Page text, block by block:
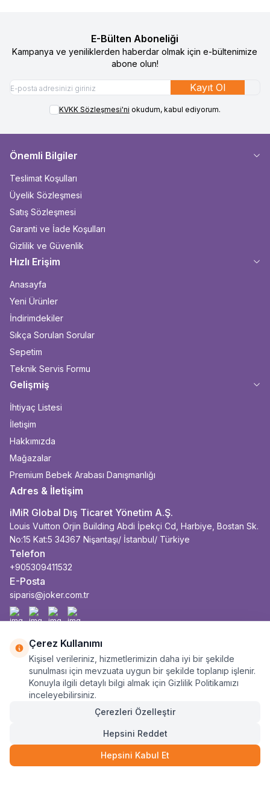
2.617TL 3 Taksit
E-Bülten Aboneliği
Kampanya ve yeniliklerden haberdar olmak için e-bültenimize
abone olun!
Kayıt Ol
KVKK Sözleşmesi'ni okudum, kabul ediyorum.
Önemli Bilgiler
Teslimat Koşulları
Üyelik Sözleşmesi
Satış Sözleşmesi
Garanti ve İade Koşulları
Gizlilik ve Güvenlik
Hızlı Erişim
Anasayfa
Yeni Ürünler
İndirimdekiler
Sıkça Sorulan Sorular
Sepetim
Teknik Servis Formu
Gelişmiş
İhtiyaç Listesi
İletişim
Hakkımızda
Mağazalar
Premium Bebek Arabası Danışmanlığı
Adres & İletişim
iMiR Global Dış Ticaret Yönetim A.Ş.
Louis Vuitton Orjin Building Abdi İpekçi Cd, Harbiye, Bostan Sk.
No:15 Kat:5 34367 Nişantaşı/ İstanbul/ Türkiye
Telefon
+905309411532
E-Posta
siparis@joker.com.tr
Facebook
İnstagram
YoutubeLinkedin
Çerez Kullanımı
Kişisel verileriniz, hizmetlerimizin daha iyi bir şekilde
sunulması için mevzuata uygun bir şekilde toplanıp işlenir.
Konuyla ilgili detaylı bilgi almak için Gizlilik Politikamızı
inceleyebilirsiniz.
Çerezleri Özelleştir
Hepsini Reddet
Hepsini Kabul Et
Anasayfa Sepet Kategoriler Siparişlerim Hesabım